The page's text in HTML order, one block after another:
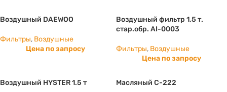
Воздушный DAEWOO
Фильтры, Воздушные
Цена по запросу
Воздушный фильтр 1,5 т.
стар.обр. AI-0003
Фильтры, Воздушные
Цена по запросу
Воздушный HYSTER 1.5 т Масляный C-222